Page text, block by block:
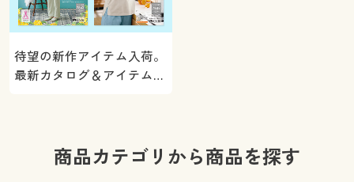
待望の新作アイテム入荷。
最新カタログ＆アイテムを
商品カテゴリから商品を探す